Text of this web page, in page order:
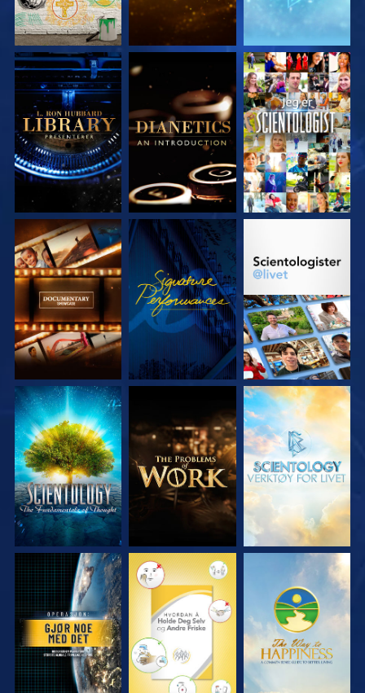
UTFORSK SERIEN UTFORSK SERIEN SE
UTFORSK SERIEN SE UTFORSK SERIEN
UTFORSK SERIEN UTFORSK SERIEN UTFORSK SERIEN
SE SE SE